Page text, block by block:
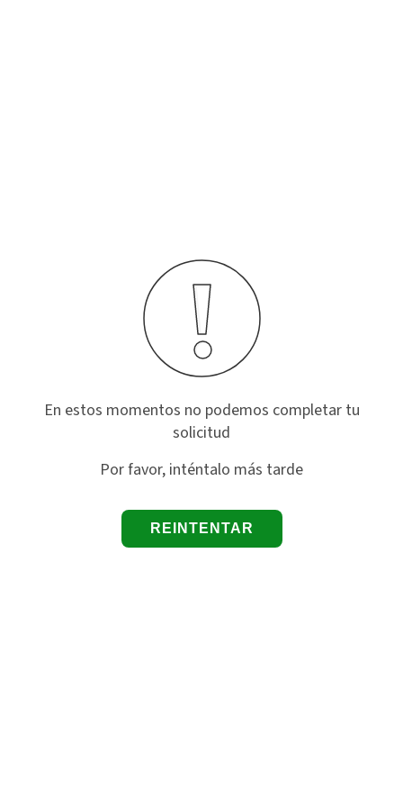
En estos momentos no podemos completar tu
solicitud
Por favor, inténtalo más tarde
REINTENTAR